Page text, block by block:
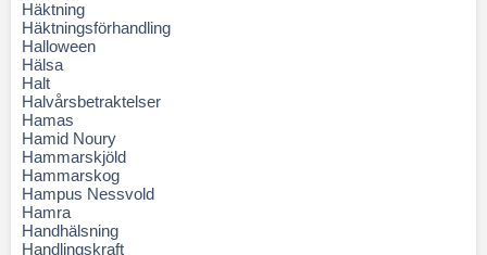
Häktning
Häktningsförhandling
Halloween
Hälsa
Halt
Halvårsbetraktelser
Hamas
Hamid Noury
Hammarskjöld
Hammarskog
Hampus Nessvold
Hamra
Handhälsning
Handlingskraft